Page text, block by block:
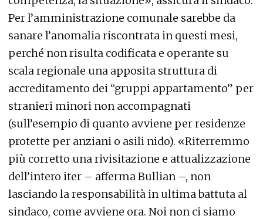
Per l’amministrazione comunale sarebbe da
sanare l’anomalia riscontrata in questi mesi,
perché non risulta codificata e operante su
scala regionale una apposita struttura di
accreditamento dei “gruppi appartamento” per
stranieri minori non accompagnati
(sull’esempio di quanto avviene per residenze
protette per anziani o asili nido). «Riterremmo
più corretto una rivisitazione e attualizzazione
dell’intero iter – afferma Bullian –, non
lasciando la responsabilità in ultima battuta al
sindaco, come avviene ora. Noi non ci siamo